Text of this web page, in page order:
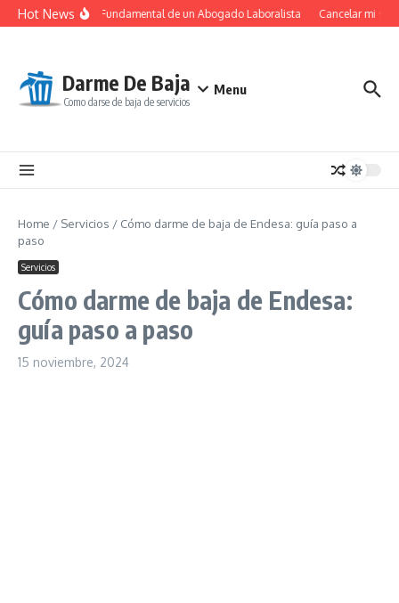
Saltar al contenido
Hot NewsEl Papel Fundamental de un Abogado Laboralista Cancelar mi
Darme De Baja
Como darse de baja de servicios
Menu
Home / Servicios / Cómo darme de baja de Endesa: guía paso a
paso
Servicios
Cómo darme de baja de Endesa:
guía paso a paso
15 noviembre, 2024